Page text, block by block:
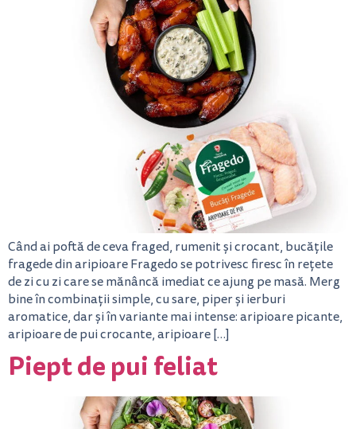
Când ai poftă de ceva fraged, rumenit și crocant, bucățile
fragede din aripioare Fragedo se potrivesc firesc în rețete
de zi cu zi care se mănâncă imediat ce ajung pe masă. Merg
bine în combinații simple, cu sare, piper și ierburi
aromatice, dar și în variante mai intense: aripioare picante,
aripioare de pui crocante, aripioare […]
Piept de pui feliat